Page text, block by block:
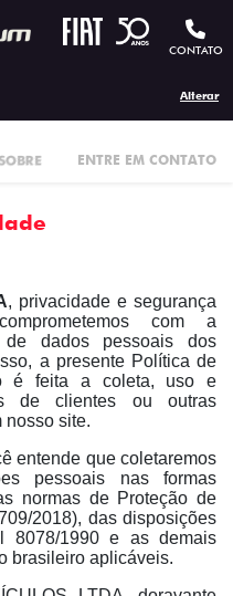
CONTATO
Alterar
SOBRE ENTRE EM CONTATO
, privacidade e segurança
com a
de dados pessoais dos
a presente Política de
é feita a coleta, uso e
de clientes ou outras
nosso site.
entende que coletaremos
pessoais nas formas
normas de Proteção de
2018), das disposições
8078/1990 e as demais
brasileiro aplicáveis.